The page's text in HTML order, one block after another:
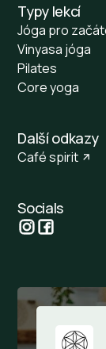
Typy lekcí
Jóga pro
Vinyasa jóga
Pilates
Core yoga
Další odkazy
Café spirit
Socials